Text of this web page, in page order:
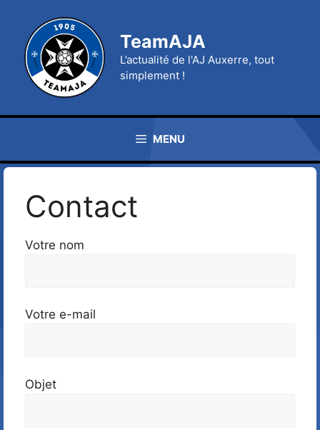
contenu
TeamAJA
L’actualité de l'AJ Auxerre, tout
simplement !
MENU
Contact
Votre nom
Votre e-mail
Objet